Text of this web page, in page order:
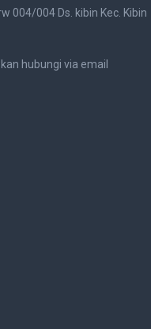
004/004 Ds. kibin Kec. Kibin
hubungi via email